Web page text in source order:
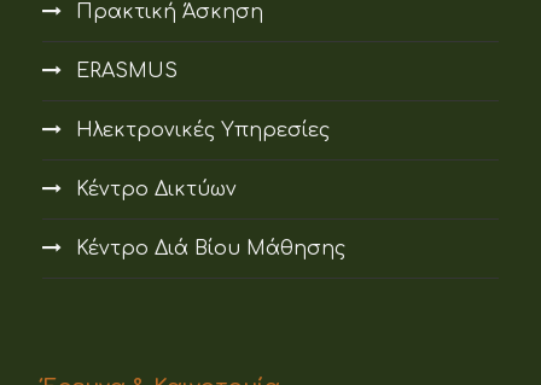
Πρακτική Άσκηση
ERASMUS
Ηλεκτρονικές Υπηρεσίες
Κέντρο Δικτύων
Κέντρο Διά Βίου Μάθησης